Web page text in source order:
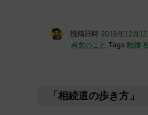
投稿日時 2019年12月17
男女のこと Tags 離婚
「相続道の歩き方」